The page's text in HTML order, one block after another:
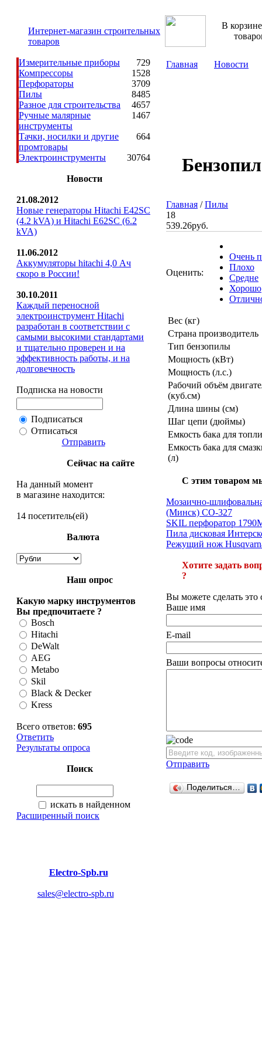
Интернет-магазин строительных
товаров
В
729
Измерительные приборы
1528
Компрессоры
3709
Перфораторы
8485
Пилы
4657
Разное для строительства
1467
Ручные малярные
инструменты
664
Тачки, носилки и другие
промтовары
30764
Электроинструменты
Новости
21.08.2012
Новые генераторы Hitachi E42SC
(4.2 kVA) и Hitachi E62SC (6.2
kVA)
11.06.2012
Аккумуляторы hitachi 4,0 Ач
скоро в России!
30.10.2011
Каждый переносной
электроинструмент Hitachi
разработан в соответствии с
самыми высокими стандартами
и тщательно проверен и на
эффективность работы, и на
долговечность
Подписка на новости
Подписаться
Отписаться
Отправить
Сейчас на сайте
На данный момент
в магазине находится:
14 посетитель(ей)
Валюта
Наш опрос
Какую марку инструментов
Вы предпочитаете ?
Bosch
Hitachi
DeWalt
AEG
Metabo
Skil
Black & Decker
Kress
Всего ответов: 695
Ответить
Результаты опроса
Поиск
искать в найденном
Расширенный поиск
Главная Новости
Главная /Пилы
18
539.26руб.
Оценить:
Очень
Плохо
Средне
Хорошо
Вес (кг)
Страна производитель
Тип бензопилы
Мощность (кВт)
Мощность (л.с.)
Рабочий объём
(куб.см)
Длина шины (см)
Шаг цепи (дюймы)
Емкость бака для
Емкость бака для
(л)
С этим товаром
Мозаично-
(Минск) CO-327
SKIL перфоратор
Пила дисковая
Режущий нож
Хотите задать
?
Вы можете сделать
Ваше имя
E-mail
Ваши вопросы
Отправить
Поделиться…
Electro-Spb.ru
sales@electro-spb.ru